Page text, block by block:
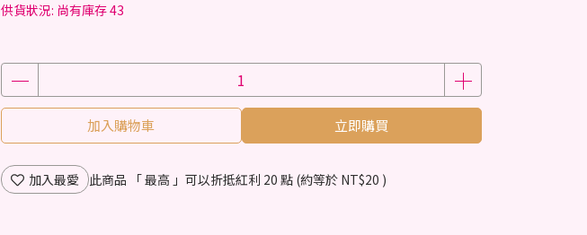
供貨狀況: 尚有庫存 43
加入購物車 立即購買
加入最愛 此商品 「 最高 」可以折抵紅利 20 點 (約等於 NT$20 )